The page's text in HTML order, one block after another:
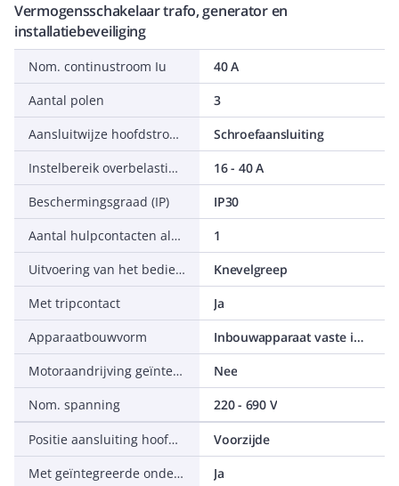
Vermogensschakelaar trafo, generator en
installatiebeveiliging
Nom. continustroom Iu
40 A
Aantal polen
3
Aansluitwijze hoofdstroomcircuit
Schroefaansluiting
Instelbereik overbelastingsbeveiliging
16 - 40 A
Beschermingsgraad (IP)
IP30
Aantal hulpcontacten als verbreekcontact
1
Uitvoering van het bedieningselement
Knevelgreep
Met tripcontact
Ja
Apparaatbouwvorm
Inbouwapparaat vaste inbouw techniek
Motoraandrijving geïntegreerd
Nee
Nom. spanning
220 - 690 V
Positie aansluiting hoofdstroomcircuit
Voorzijde
Met geïntegreerde onderspanningsspoel
Ja